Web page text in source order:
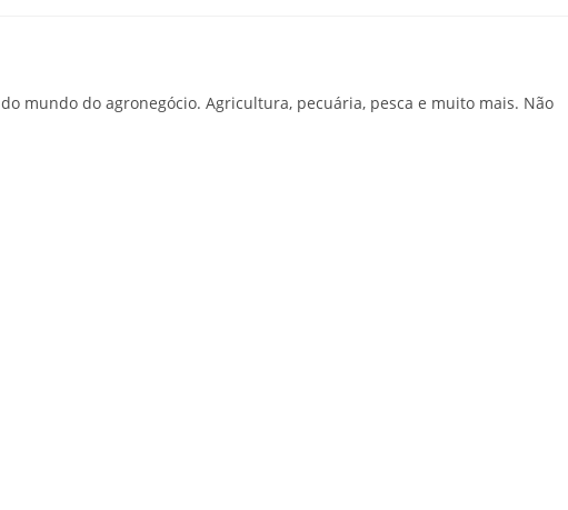
mundo do agronegócio. Agricultura, pecuária, pesca e muito mais. Não